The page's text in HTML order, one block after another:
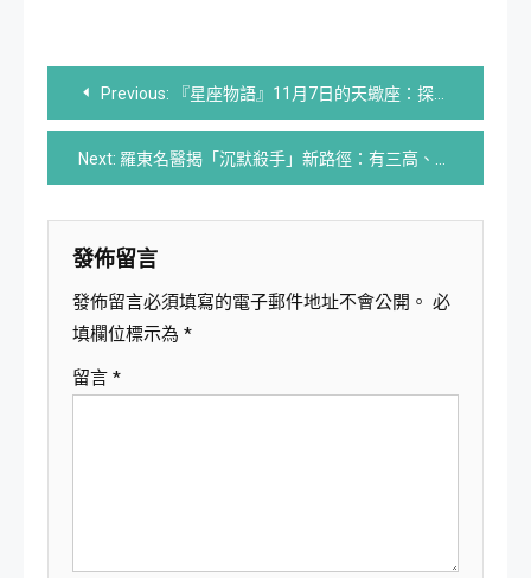
文
章
導
覽
Previous: 『星座物語』11月7日的天蠍座：探險者 | 星座與書法結合
Next: 羅東名醫揭「沉默殺手」新路徑：有三高、梨形身材當心了
發佈留言
發佈留言必須填寫的電子郵件地址不會公開。 必
填欄位標示為 *
留言 *